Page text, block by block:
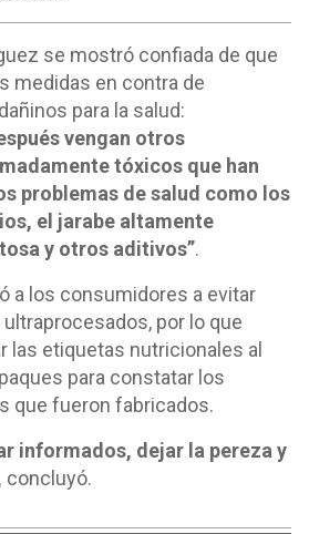
se mostró confiada de que
medidas en contra de
para la salud:
vengan otros
tóxicos que han
problemas de salud como los
el jarabe altamente
y otros aditivos”.
a los consumidores a evitar
por lo que
las etiquetas nutricionales al
para constatar los
que fueron fabricados.
informados, dejar la pereza y
concluyó.